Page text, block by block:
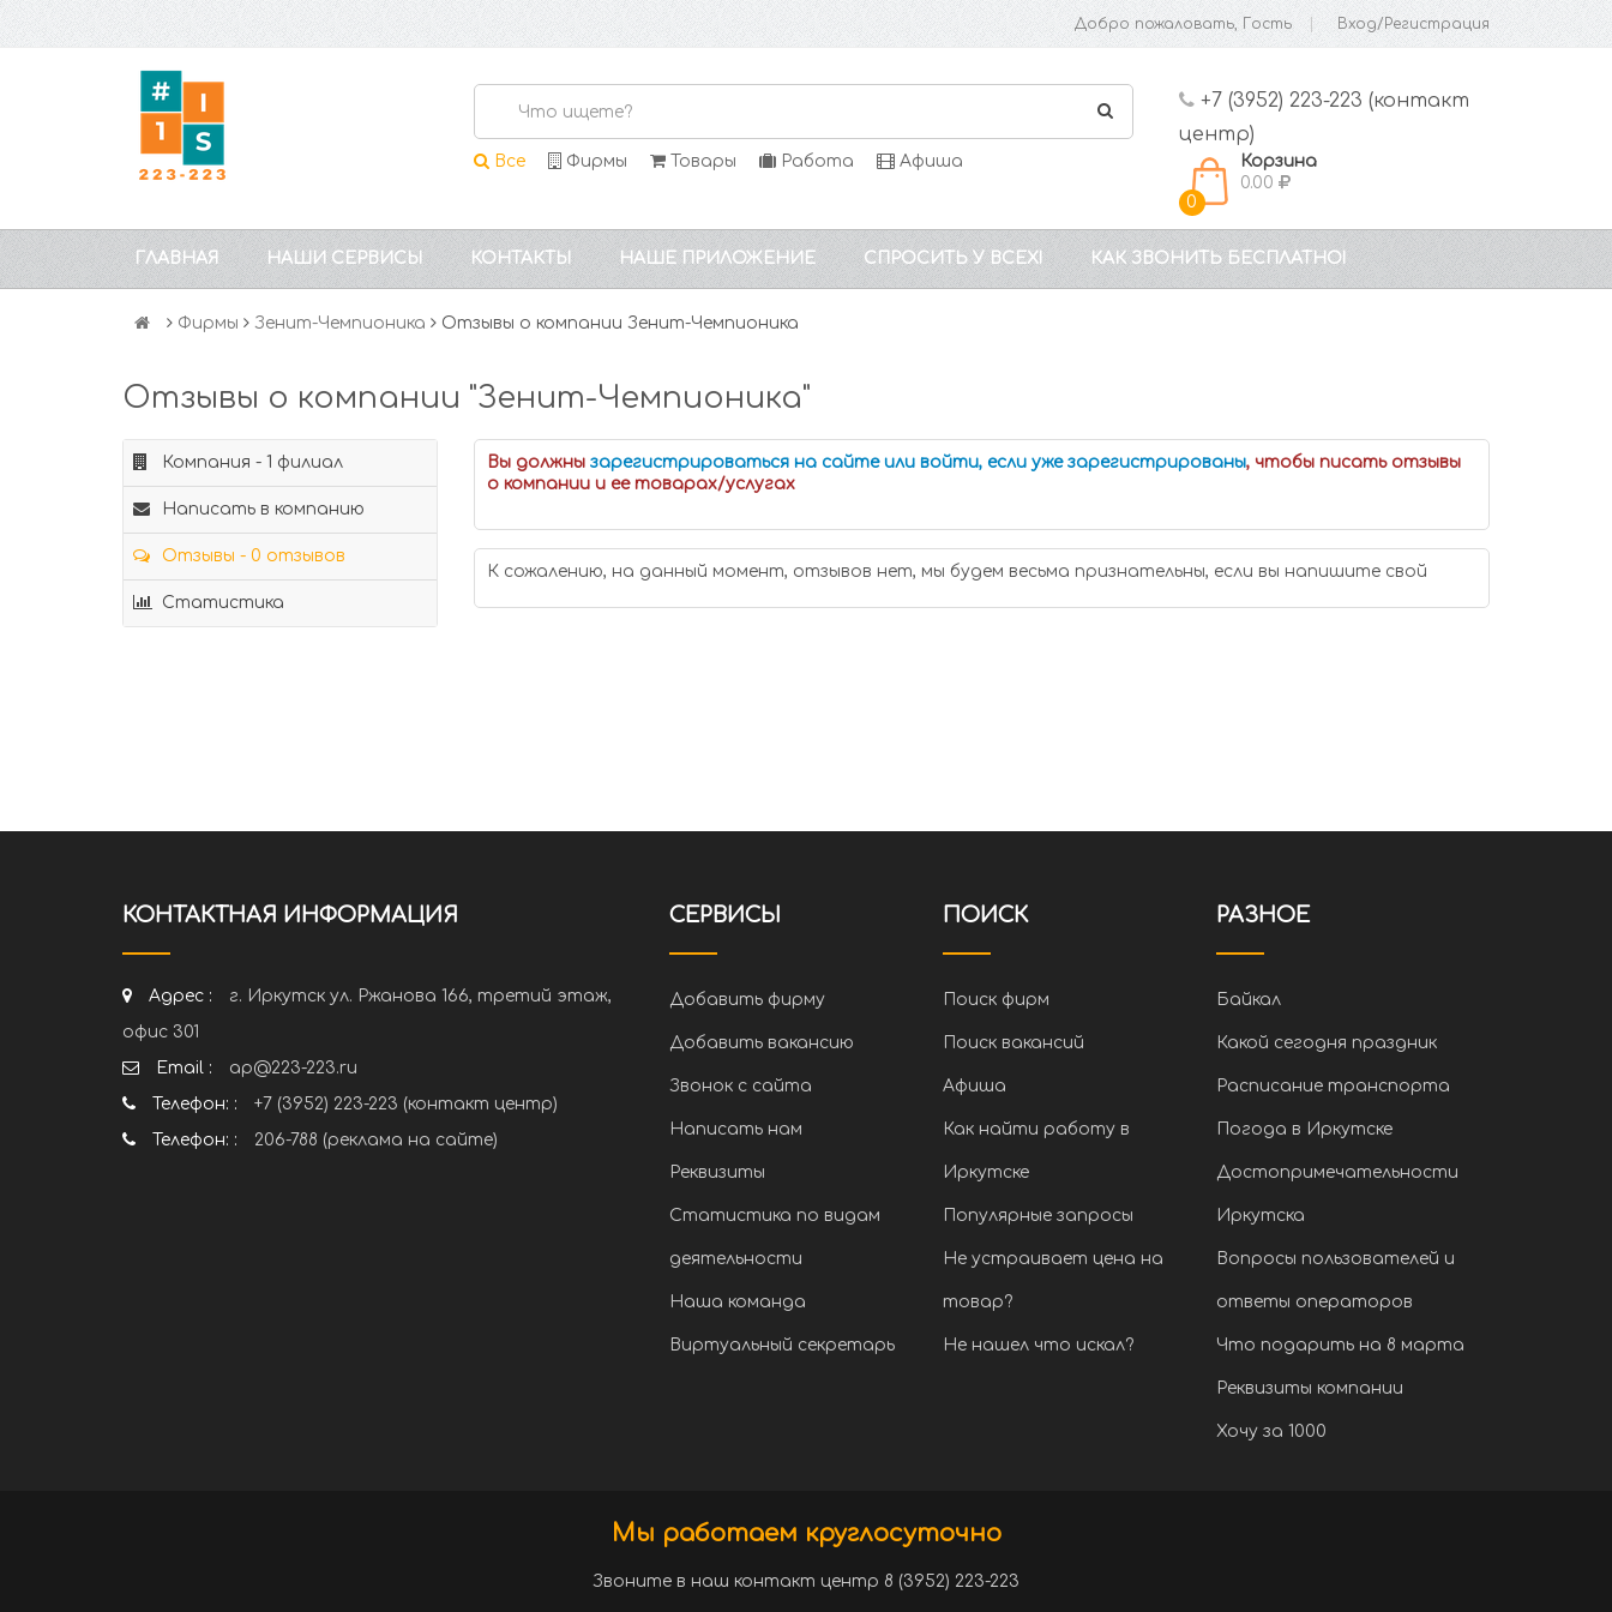
Добро пожаловать, Гость Вход/Регистрация
Все Фирмы Товары Работа Афиша
+7 (3952) 223-223 (контакт
центр)
0
Корзина
0.00
ГЛАВНАЯ НАШИ СЕРВИСЫ КОНТАКТЫ НАШЕ ПРИЛОЖЕНИЕ СПРОСИТЬ У ВСЕХ! КАК ЗВОНИТЬ БЕСПЛАТНО!
Фирмы Зенит-Чемпионика Отзывы о компании Зенит-Чемпионика
Отзывы о компании "Зенит-Чемпионика"
Компания - 1 филиал
Написать в компанию
Отзывы - 0 отзывов
Статистика
Вы должны зарегистрироваться на сайте или войти, если уже зарегистрированы, чтобы писать отзывы
о компании и ее товарах/услугах
К сожалению, на данный момент, отзывов нет, мы будем весьма признательны, если вы напишите свой
КОНТАКТНАЯ ИНФОРМАЦИЯ
Адрес :
г. Иркутск ул. Ржанова 166, третий этаж,
офис 301
Email :
ap@223-223.ru
Телефон: :
+7 (3952) 223-223 (контакт центр)
Телефон: :
206-788 (реклама на сайте)
СЕРВИСЫ
Добавить фирму
Добавить вакансию
Звонок с сайта
Написать нам
Реквизиты
Статистика по видам
деятельности
Наша команда
Виртуальный секретарь
ПОИСК
Поиск фирм
Поиск вакансий
Афиша
Как найти работу в
Иркутске
Популярные запросы
Не устраивает цена на
товар?
Не нашел что искал?
РАЗНОЕ
Байкал
Какой сегодня праздник
Расписание транспорта
Погода в Иркутске
Достопримечательности
Иркутска
Вопросы пользователей и
ответы операторов
Что подарить на 8 марта
Реквизиты компании
Хочу за 1000
Мы работаем круглосуточно
Звоните в наш контакт центр 8 (3952) 223-223